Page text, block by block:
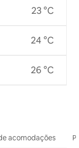
23 °C
24 °C
26 °C
acomodações